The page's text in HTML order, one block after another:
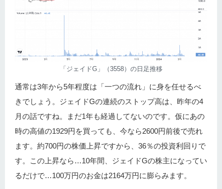
「ジェイドG」（3558）の日足推移
通常は3年から5年程度は「一つの流れ」に身を任せるべ
きでしょう。ジェイドGの連続のストップ高は、昨年の4
月の話ですね。まだ1年も経過してないのです。仮にあの
時の高値の1929円を買っても、今なら2600円前後で売れ
ます。約700円の株価上昇ですから、36％の投資利回りで
す。この上昇なら…10年間、ジェイドGの株主になってい
るだけで…100万円のお金は2164万円に膨らみます。